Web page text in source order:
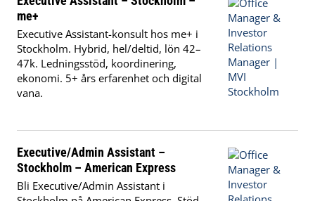
me+
Executive Assistant-konsult hos me+ i
Stockholm. Hybrid, hel/deltid, lön 42–
47k. Ledningsstöd, koordinering,
ekonomi. 5+ års erfarenhet och digital
vana.
Executive/Admin Assistant –
Stockholm – American Express
Bli Executive/Admin Assistant i